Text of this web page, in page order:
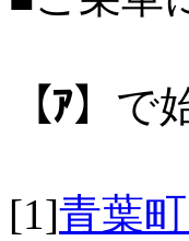
【ｱ】 で
[1]青葉